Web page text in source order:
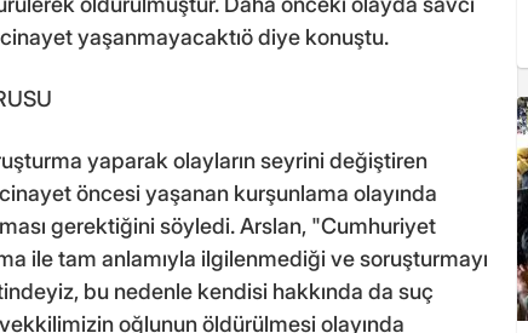
yaşanmayacaktıö diye konuştu.
yaparak olayların seyrini değiştiren
öncesi yaşanan kurşunlama olayında
gerektiğini söyledi. Arslan, "Cumhuriyet
ile tam anlamıyla ilgilenmediği ve soruşturmayı
bu nedenle kendisi hakkında da suç
oğlunun öldürülmesi olayında